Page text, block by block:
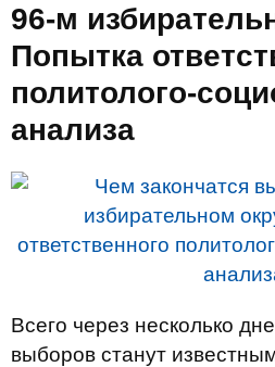
96-м
Попытка
политолого-
анализа
Всего через несколько
выборов станут